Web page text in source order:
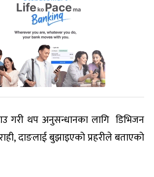
गरी थप अनुसन्धानका लागि डिभिजन
दाङलाई बुझाइएको प्रहरीले बताएको